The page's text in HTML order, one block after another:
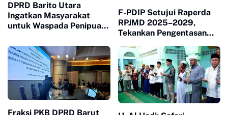
DPRD Barito Utara
Ingatkan Masyarakat
untuk Waspada Penipuan
F-PDIP Setujui Raperda
RPJMD 2025–2029,
Tekankan Pengentasan
Transparansi Anggaran
Fraksi PKB DPRD Barut